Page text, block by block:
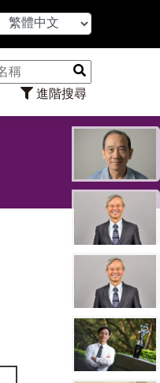
進階搜尋
學年度第2